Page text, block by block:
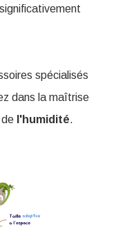
spécialisés
dans la maîtrise
l'humidité.